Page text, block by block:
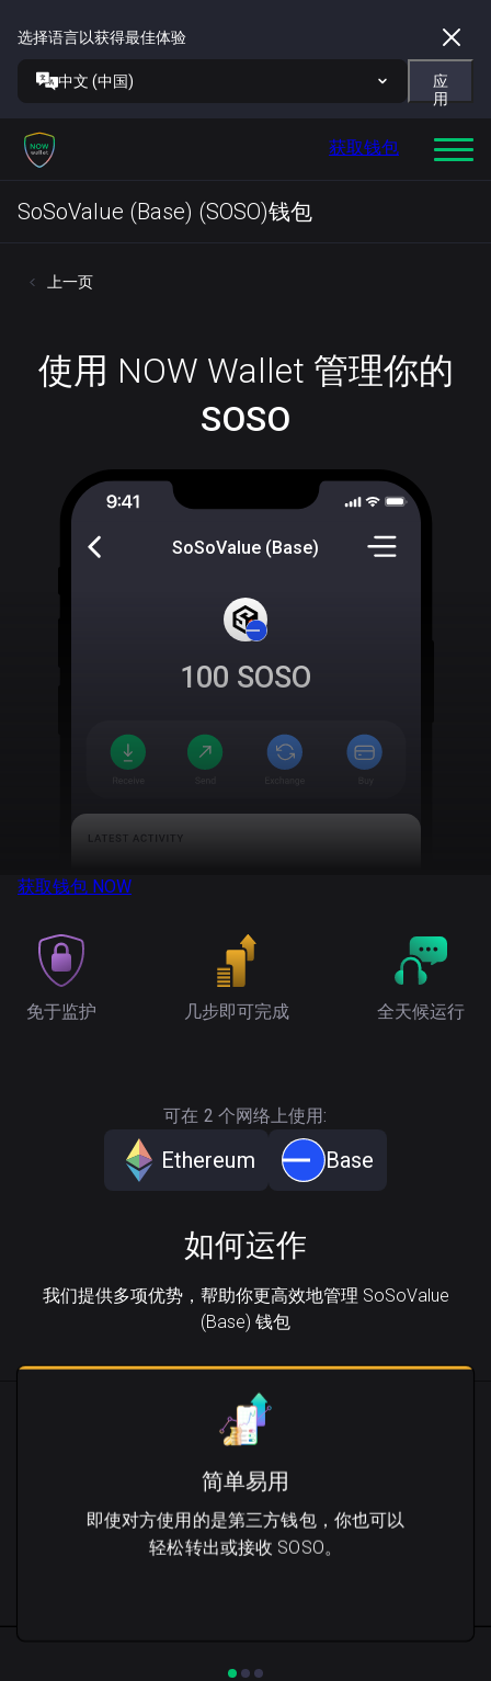
选择语言以获得最佳体验
中文 (中国)
应
用
获取钱包
SoSoValue (Base) (SOSO)钱包
上一页
使用 NOW Wallet 管理你的
SOSO
SoSoValue (Base)
100 SOSO
获取钱包 NOW
免于监护 几步即可完成 全天候运行
可在 2 个网络上使用:
Ethereum Base
如何运作
我们提供多项优势，帮助你更高效地管理 SoSoValue
(Base) 钱包
简单易用
即使对方使用的是第三方钱包，你也可以
轻松转出或接收 SOSO。